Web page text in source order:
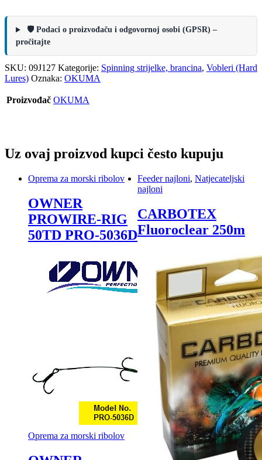
🛡️ Podaci o proizvođaču i odgovornoj osobi (GPSR) –
pročitajte
SKU: 09J127 Kategorije: Spinning strijelke, brancina, Vobleri (Hard
Lures) Oznaka: OKUMA
Proizvođač OKUMA
Uz ovaj proizvod kupci često kupuju
Oprema za morski ribolov
OWNER
PROWIRE-RIG
50TD PRO-5036D
Oprema za morski ribolov
Feeder najloni, Natjecateljski
najloni
CARBOTEX
Fluoroclear 250m